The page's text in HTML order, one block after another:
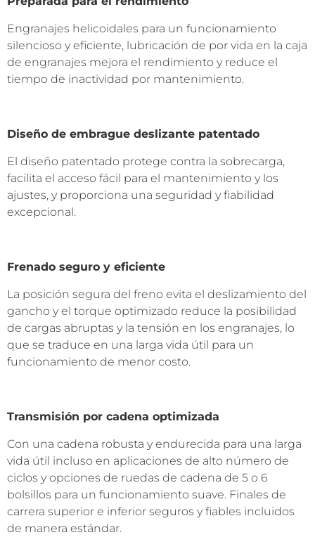
Engranajes helicoidales para un funcionamiento
silencioso y eficiente, lubricación de por vida en la caja
de engranajes mejora el rendimiento y reduce el
tiempo de inactividad por mantenimiento.
Diseño de embrague deslizante patentado
El diseño patentado protege contra la sobrecarga,
facilita el acceso fácil para el mantenimiento y los
ajustes, y proporciona una seguridad y fiabilidad
excepcional.
Frenado seguro y eficiente
La posición segura del freno evita el deslizamiento del
gancho y el torque optimizado reduce la posibilidad
de cargas abruptas y la tensión en los engranajes, lo
que se traduce en una larga vida útil para un
funcionamiento de menor costo.
Transmisión por cadena optimizada
Con una cadena robusta y endurecida para una larga
vida útil incluso en aplicaciones de alto número de
ciclos y opciones de ruedas de cadena de 5 o 6
bolsillos para un funcionamiento suave. Finales de
carrera superior e inferior seguros y fiables incluidos
de manera estándar.